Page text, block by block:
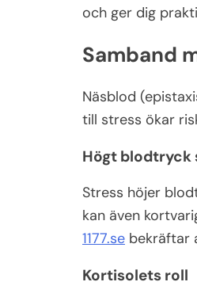
och ger dig
Samband
Näsblod
till stress ökar
Högt blodtryck
Stress höjer
kan även
1177.se bekräftar
Kortisolets roll